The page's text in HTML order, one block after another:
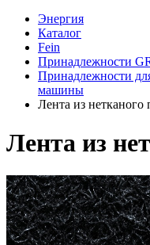
Энергия
Каталог
Fein
Принадлежности
Принадлежности
машины
Лента из нетканого
Лента из